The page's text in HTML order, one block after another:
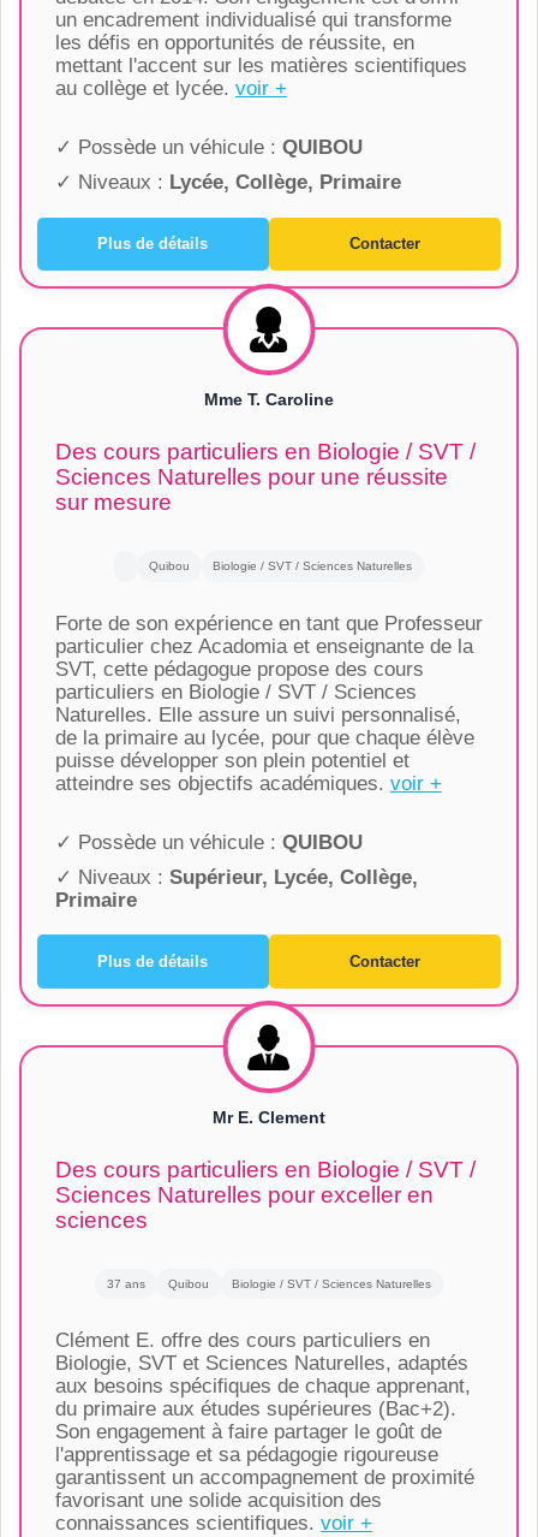
un encadrement individualisé qui transforme
les défis en opportunités de réussite, en
mettant l'accent sur les matières scientifiques
au collège et lycée. voir +
✓ Possède un véhicule : QUIBOU
✓ Niveaux : Lycée, Collège, Primaire
Plus de détails Contacter
Mme T. Caroline
Des cours particuliers en Biologie / SVT /
Sciences Naturelles pour une réussite
sur mesure
Quibou Biologie / SVT / Sciences Naturelles
Forte de son expérience en tant que Professeur
particulier chez Acadomia et enseignante de la
SVT, cette pédagogue propose des cours
particuliers en Biologie / SVT / Sciences
Naturelles. Elle assure un suivi personnalisé,
de la primaire au lycée, pour que chaque élève
puisse développer son plein potentiel et
atteindre ses objectifs académiques. voir +
✓ Possède un véhicule : QUIBOU
✓ Niveaux : Supérieur, Lycée, Collège,
Primaire
Plus de détails Contacter
Mr E. Clement
Des cours particuliers en Biologie / SVT /
Sciences Naturelles pour exceller en
sciences
37 ans Quibou Biologie / SVT / Sciences Naturelles
Clément E. offre des cours particuliers en
Biologie, SVT et Sciences Naturelles, adaptés
aux besoins spécifiques de chaque apprenant,
du primaire aux études supérieures (Bac+2).
Son engagement à faire partager le goût de
l'apprentissage et sa pédagogie rigoureuse
garantissent un accompagnement de proximité
favorisant une solide acquisition des
connaissances scientifiques. voir +